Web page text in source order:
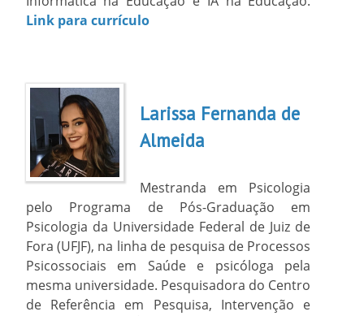
Link para currículo
Larissa Fernanda de
Almeida
Mestranda em Psicologia
pelo Programa de Pós-Graduação em
Psicologia da Universidade Federal de Juiz de
Fora (UFJF), na linha de pesquisa de Processos
Psicossociais em Saúde e psicóloga pela
mesma universidade. Pesquisadora do Centro
de Referência em Pesquisa, Intervenção e